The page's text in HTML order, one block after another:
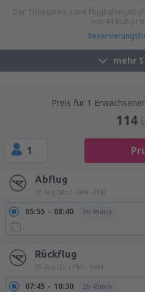
Der Ticketpreis samt
von 44 EUR pro
mehr
Preis für 1
114
1
Abflug
10 Aug (Mo.) HAM - PMI
05:55 08:40 2h 45min
Rückflug
25 Aug (Di.) PMI - HAM
07:45 10:30 2h 45min